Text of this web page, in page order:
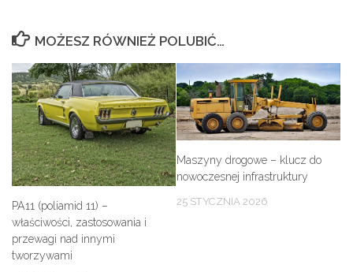
MOŻESZ RÓWNIEŻ POLUBIĆ…
PA11 (poliamid 11) –
właściwości, zastosowania i
przewagi nad innymi
tworzywami
Maszyny drogowe – klucz do
nowoczesnej infrastruktury
25 STYCZNIA 2026